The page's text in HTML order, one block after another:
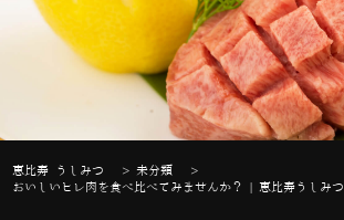
恵比寿 うしみつ >未分類
>
おいしいヒレ肉を食べ比べてみませんか？ | 恵比寿うしみつ